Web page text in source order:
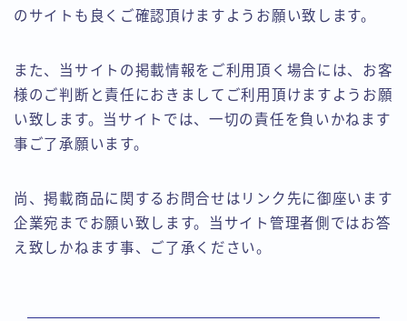
のサイトも良くご確認頂けますようお願い致します。
また、当サイトの掲載情報をご利用頂く場合には、お客
様のご判断と責任におきましてご利用頂けますようお願
い致します。当サイトでは、一切の責任を負いかねます
事ご了承願います。
尚、掲載商品に関するお問合せはリンク先に御座います
企業宛までお願い致します。当サイト管理者側ではお答
え致しかねます事、ご了承ください。